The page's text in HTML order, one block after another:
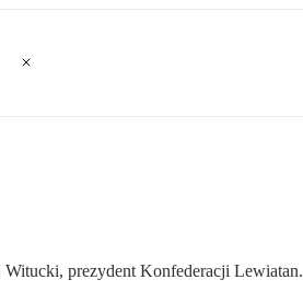
Witucki, prezydent Konfederacji Lewiatan.